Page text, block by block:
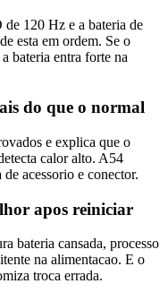
120 Hz e a bateria de
esta em ordem. Se o
bateria entra forte na
do que o normal
e explica que o
calor alto. A54
acessorio e conector.
apos reiniciar
bateria cansada, processo
na alimentacao. E o
troca errada.